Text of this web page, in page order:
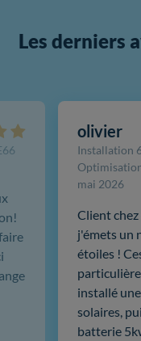
Les derniers
olivier
Installation
mai 2026
Client chez
j'émets un
étoiles !
installé
solaires,
batterie